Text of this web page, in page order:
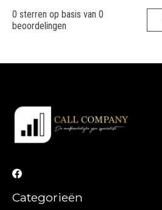
0 sterren op basis van 0
beoordelingen
Categorieën